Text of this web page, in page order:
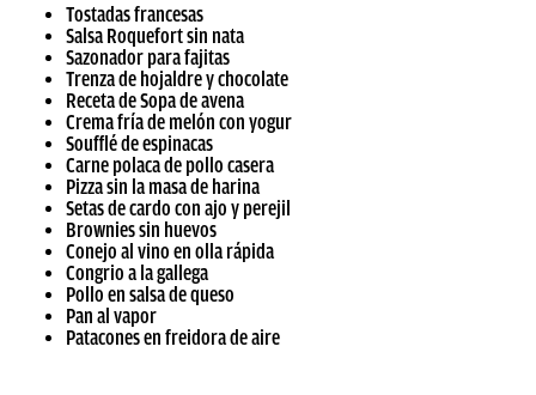
Tostadas francesas
Salsa Roquefort sin nata
Sazonador para fajitas
Trenza de hojaldre y chocolate
Receta de Sopa de avena
Crema fría de melón con yogur
Soufflé de espinacas
Carne polaca de pollo casera
Pizza sin la masa de harina
Setas de cardo con ajo y perejil
Brownies sin huevos
Conejo al vino en olla rápida
Congrio a la gallega
Pollo en salsa de queso
Pan al vapor
Patacones en freidora de aire